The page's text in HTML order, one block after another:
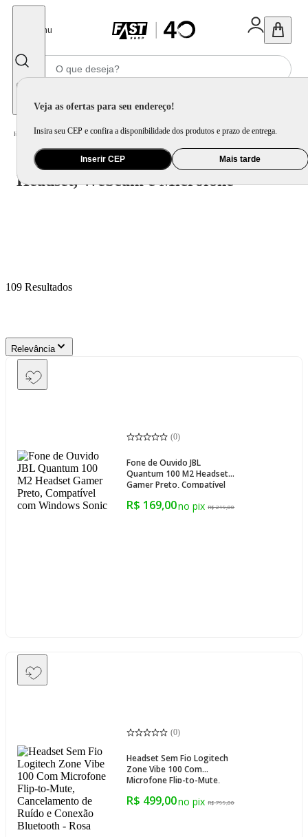
Menu
Veja as ofertas para seu endereço!
Insira seu CEP e confira a disponibilidade dos produtos e prazo de entrega.
Inserir CEP Mais tarde
Home Informática e Games / Periférico / Headset, Webcam e Microfone
Headset, Webcam e Microfone
109 Resultados
Relevância
(0)
Fone de Ouvido JBL
Quantum 100 M2 Headset
Gamer Preto, Compatível
R$ 169,00 R$ 219,00
(0)
Headset Sem Fio Logitech
Zone Vibe 100 Com
Microfone Flip-to-Mute,
Conexão Bluetooth - Rosa
R$ 499,00 R$ 799,00